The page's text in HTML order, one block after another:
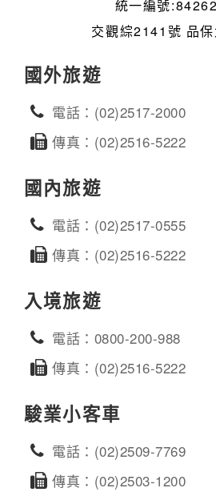
統一編號
交觀綜2141號 品
國外旅遊
電話：(02)2517-2000
傳真：(02)2516-5222
國內旅遊
電話：(02)2517-0555
傳真：(02)2516-5222
入境旅遊
電話：0800-200-988
傳真：(02)2516-5222
駿業小客車
電話：(02)2509-7769
傳真：(02)2503-1200